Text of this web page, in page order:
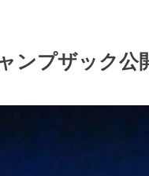
ンプザック公